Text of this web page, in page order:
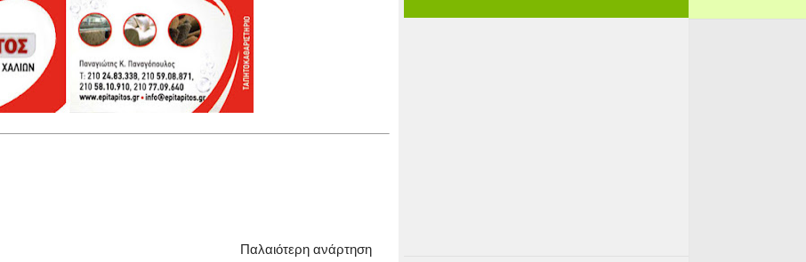
Παλαιότερη ανάρτηση